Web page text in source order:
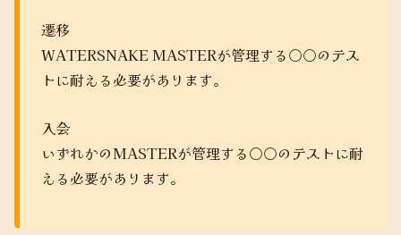
遷移
WATERSNAKE MASTERが管理する○○のテス
トに耐える必要があります。
入会
いずれかのMASTERが管理する○○のテストに耐
える必要があります。